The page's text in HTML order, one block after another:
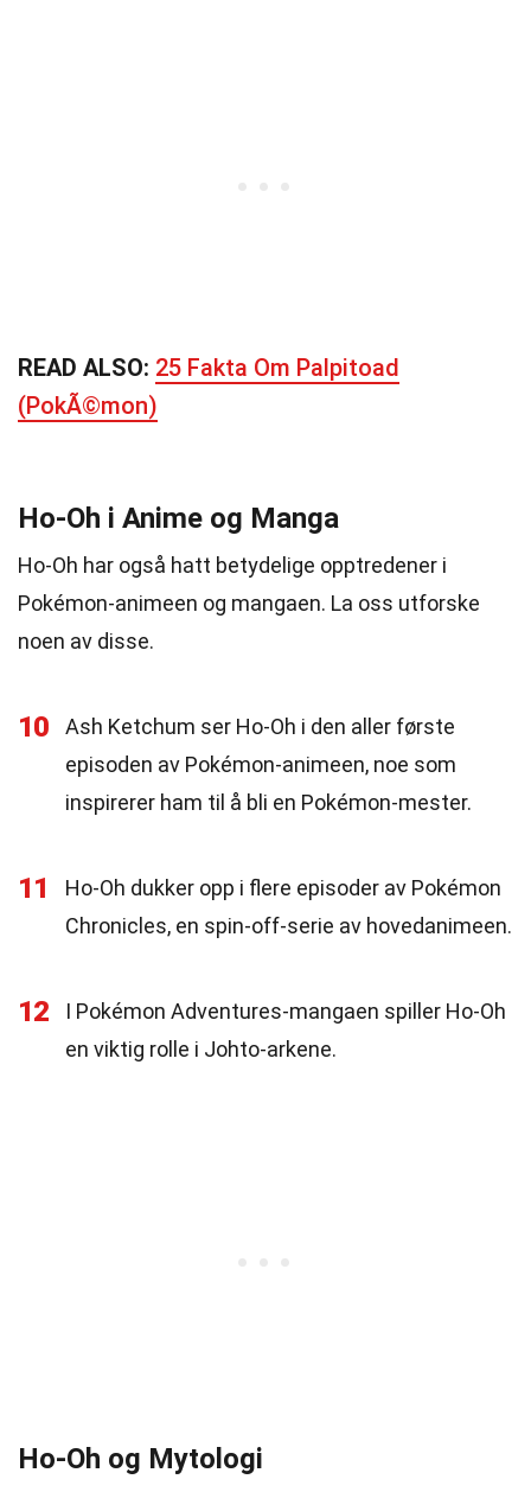
READ ALSO: 25 Fakta Om Palpitoad
(PokÃ©mon)
Ho-Oh i Anime og Manga
Ho-Oh har også hatt betydelige opptredener i
Pokémon-animeen og mangaen. La oss utforske
noen av disse.
10
Ash Ketchum ser Ho-Oh i den aller første
episoden av Pokémon-animeen, noe som
inspirerer ham til å bli en Pokémon-mester.
11
Ho-Oh dukker opp i flere episoder av Pokémon
Chronicles, en spin-off-serie av hovedanimeen.
12
I Pokémon Adventures-mangaen spiller Ho-Oh
en viktig rolle i Johto-arkene.
Ho-Oh og Mytologi